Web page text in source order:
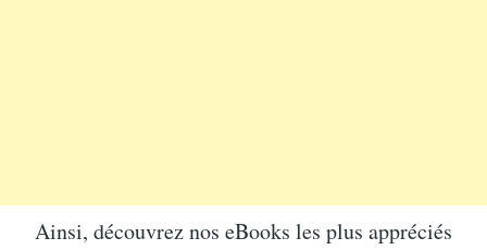
Ainsi, découvrez nos eBooks les plus appréciés